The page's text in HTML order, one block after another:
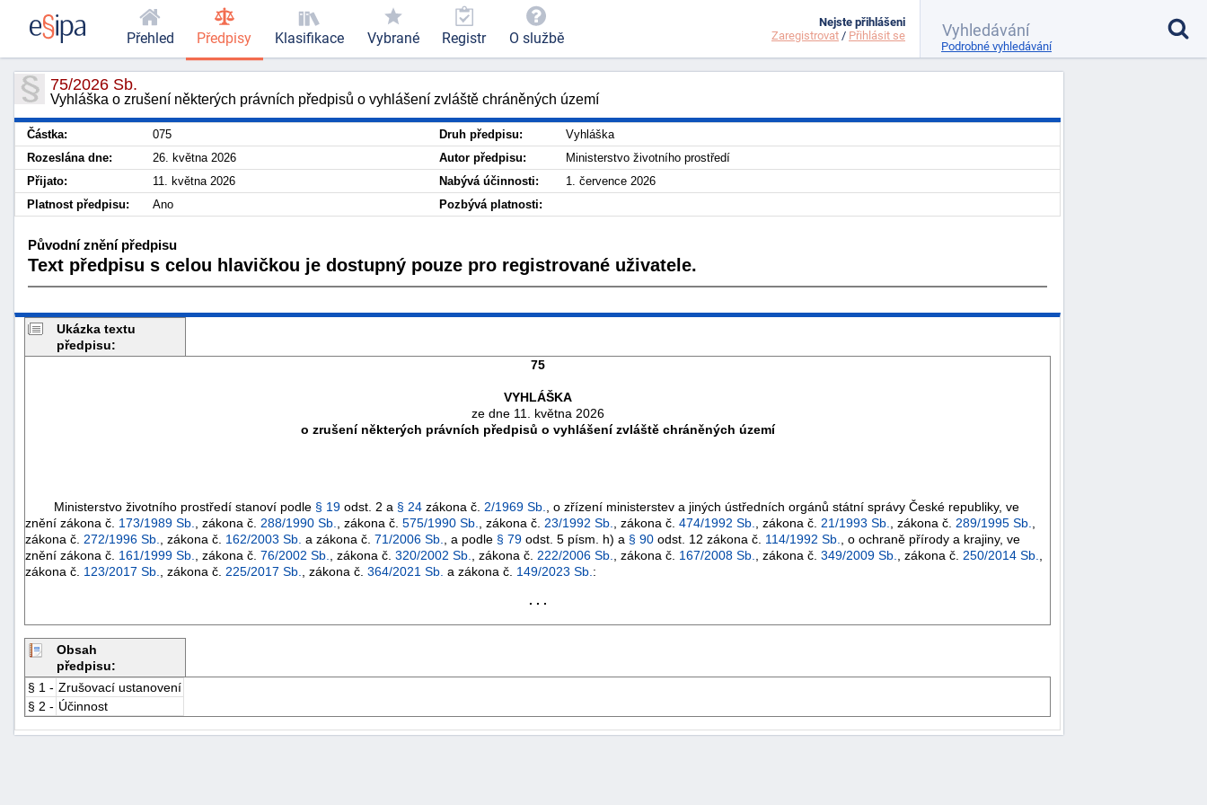
75/2026 Sb.
Vyhláška o zrušení některých právních předpisů o vyhlášení zvláště chráněných území
Částka: 075 Druh předpisu:
Vyhláška
Rozeslána dne:
26. května 2026 Autor předpisu:
Ministerstvo životního prostředí
Přijato:
11. května 2026 Nabývá účinnosti:
1. července 2026
Platnost předpisu:
Ano Pozbývá platnosti:
Původní znění předpisu
Text předpisu s celou hlavičkou je dostupný pouze pro registrované uživatele.
Ukázka textu
předpisu:
75
VYHLÁŠKA
ze dne 11. května 2026
o zrušení některých právních předpisů o vyhlášení zvláště chráněných území
Ministerstvo životního prostředí stanoví podle § 19 odst. 2 a § 24 zákona č. 2/1969 Sb.
, o zřízení ministerstev a jiných ústředních orgánů státní správy České republiky, ve
znění zákona č. 173/1989 Sb. , zákona č. 288/1990 Sb. , zákona č. 575/1990 Sb. , zákona č. 23/1992 Sb. , zákona č. 474/1992 Sb. , zákona č. 21/1993 Sb. , zákona č. 289/1995 Sb.
zákona č. 272/1996 Sb. , zákona č. 162/2003 Sb. a zákona č. 71/2006 Sb. , a podle § 79 odst. 5 písm. h) a § 90 odst. 12 zákona č. 114/1992 Sb.
, o ochraně přírody a krajiny, ve
znění zákona č. 161/1999 Sb. , zákona č. 76/2002 Sb. , zákona č. 320/2002 Sb. , zákona č. 222/2006 Sb. , zákona č. 167/2008 Sb. , zákona č. 349/2009 Sb. , zákona č. 250/2014 Sb.
zákona č. 123/2017 Sb. , zákona č. 225/2017 Sb. , zákona č. 364/2021 Sb. a zákona č. 149/2023 Sb. :
. . .
Obsah
předpisu:
§ 1 - Zrušovací ustanovení
§ 2 - Účinnost
Přehled Předpisy Klasifikace Vybrané Registr O službě
Nejste přihlášeni
Zaregistrovat / Přihlásit se
Podrobné vyhledávání